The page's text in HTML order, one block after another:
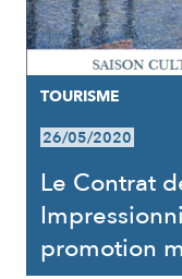
TOURISME
26/05/2020
Le Contrat
promotion